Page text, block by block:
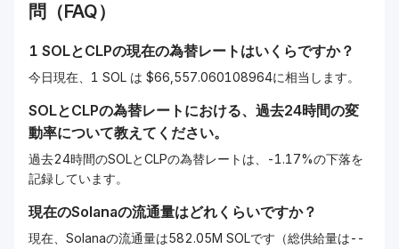
問（FAQ）
1 SOLとCLPの現在の為替レートはいくらですか？
今日現在、1 SOL は $66,557.060108964に相当します。
SOLとCLPの為替レートにおける、過去24時間の変
動率について教えてください。
過去24時間のSOLとCLPの為替レートは、-1.17%の下落を
記録しています。
現在のSolanaの流通量はどれくらいですか？
現在、Solanaの流通量は582.05M SOLです（総供給量は--